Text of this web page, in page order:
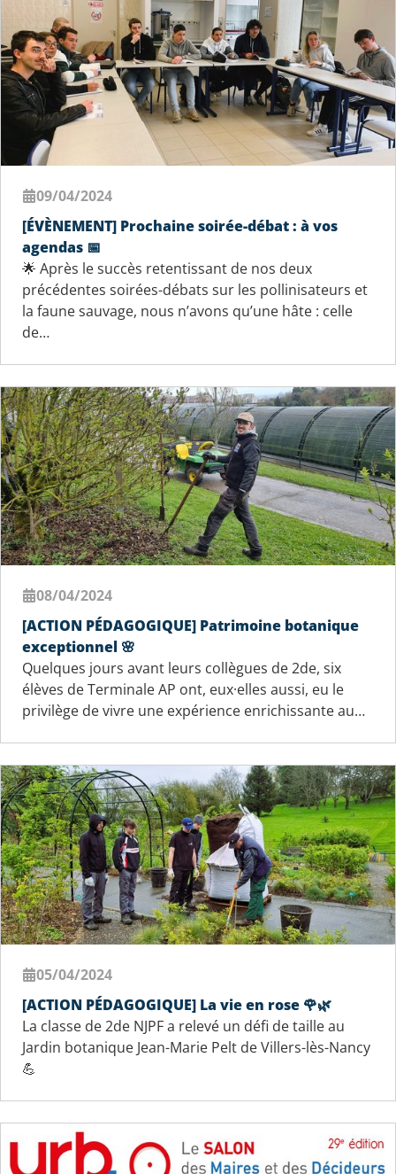
09/04/2024
[ÉVÈNEMENT] Prochaine soirée-débat : à vos
agendas 📅
🌟 Après le succès retentissant de nos deux
précédentes soirées-débats sur les pollinisateurs et
la faune sauvage, nous n’avons qu’une hâte : celle
de…
08/04/2024
[ACTION PÉDAGOGIQUE] Patrimoine botanique
exceptionnel 🌸
Quelques jours avant leurs collègues de 2de, six
élèves de Terminale AP ont, eux·elles aussi, eu le
privilège de vivre une expérience enrichissante au…
05/04/2024
[ACTION PÉDAGOGIQUE] La vie en rose 🌹🌿
La classe de 2de NJPF a relevé un défi de taille au
Jardin botanique Jean-Marie Pelt de Villers-lès-Nancy
💪